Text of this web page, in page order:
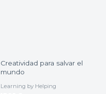
Creatividad para salvar el
mundo
Learning by Helping